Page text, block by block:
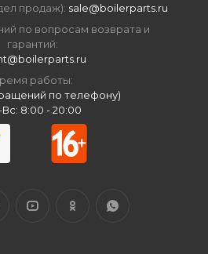
продаж): sale@boilerparts.ru
по вопросам возврата и
гарантий:
работы:
по телефону)
8:00 - 20:00